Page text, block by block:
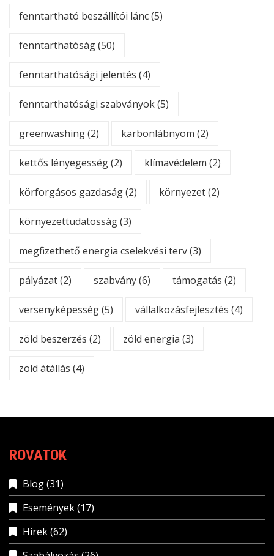
fenntartható beszállítói lánc(5)
fenntarthatóság(50)
fenntarthatósági jelentés (4)
fenntarthatósági szabványok(5)
greenwashing(2) karbonlábnyom (2)
kettős lényegesség(2) klímavédelem (2)
körforgásos gazdaság(2) környezet(2)
környezettudatosság(3)
megfizethető energia cselekvési terv(3)
pályázat(2) szabvány(6) támogatás (2)
versenyképesség(5) vállalkozásfejlesztés (4)
zöld beszerzés (2) zöld energia (3)
zöld átállás (4)
ROVATOK
Blog(31)
Események(17)
Hírek(62)